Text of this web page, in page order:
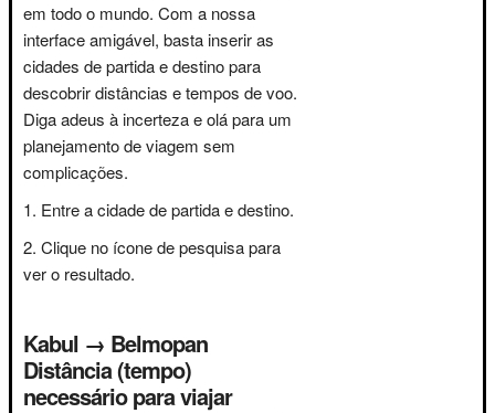
em todo o mundo. Com a nossa
interface amigável, basta inserir as
cidades de partida e destino para
descobrir distâncias e tempos de voo.
Diga adeus à incerteza e olá para um
planejamento de viagem sem
complicações.
Entre a cidade de partida e destino.
Clique no ícone de pesquisa para
ver o resultado.
Kabul → Belmopan
Distância (tempo)
necessário para viajar